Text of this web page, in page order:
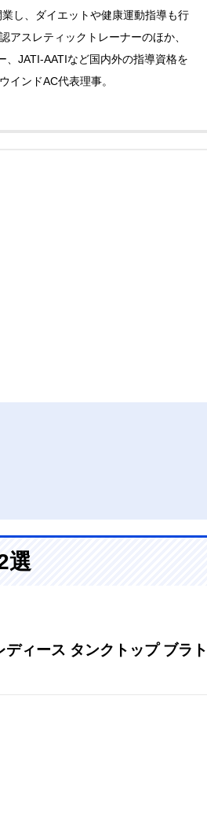
し、ダイエットや健康運動指導も行
アスレティックトレーナーのほか、
、JATI‐AATIなど国内外の指導資格を
インドAC代表理事。
選
ィース タンクトップ ブラト